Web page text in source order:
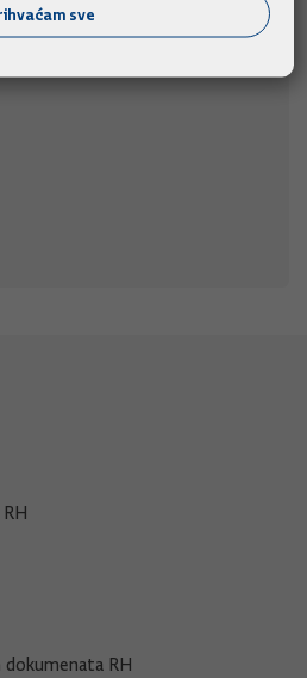
Plenković prisustvovat će 311.
9. kolovoza 2026.
RH
sve